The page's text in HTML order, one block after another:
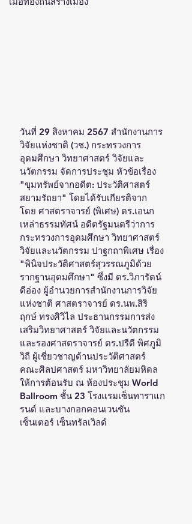
วันที่ 29 สิงหาคม 2567 สำนักงานการ
วิจัยแห่งชาติ (วช.) กระทรวงการ
อุดมศึกษา วิทยาศาสตร์ วิจัยและ
นวัตกรรม จัดการประชุม หัวข้อเรื่อง
"ขุมทรัพย์จากอดีต: ประวัติศาสตร์
สยามรัถยา" โดยได้รับเกียรติจาก
โดย ศาสตราจารย์ (พิเศษ) ดร.เอนก
เหล่าธรรมทัศน์ อดีตรัฐมนตรีว่าการ
กระทรวงการอุดมศึกษา วิทยาศาสตร์
วิจัยและนวัตกรรม ปาฐกถาพิเศษ เรื่อง
"พินิจประวัติศาสตร์สุวรรณภูมิด้วย
รากฐานอุดมศึกษา" ซึ่งมี ดร.วิภารัตน์
ดีอ่อง ผู้อำนวยการสำนักงานการวิจัย
แห่งชาติ ศาสตราจารย์ ดร.นพ.สิริ
ฤกษ์ ทรงศิวิไล ประธานกรรมการส่ง
เสริมวิทยาศาสตร์ วิจัยและนวัตกรรม
และรองศาสตราจารย์ ดร.ปรีดี พิศภูมิ
วิถี ผู้เชี่ยวชาญด้านประวัติศาสตร์
คณะศิลปศาสตร์ มหาวิทยาลัยมหิดล
ให้การต้อนรับ ณ ห้องประชุม World
Ballroom ชั้น 23 โรงแรมเซ็นทาราแก
รนด์ และบางกอกคอนเวนชัน
เซ็นเตอร์ เซ็นทรัลเวิลด์